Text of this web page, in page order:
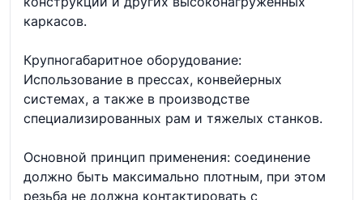
каркасов.
Крупногабаритное оборудование:
Использование в прессах, конвейерных
системах, а также в производстве
специализированных рам и тяжелых станков.
Основной принцип применения: соединение
должно быть максимально плотным, при этом
резьба не должна контактировать с